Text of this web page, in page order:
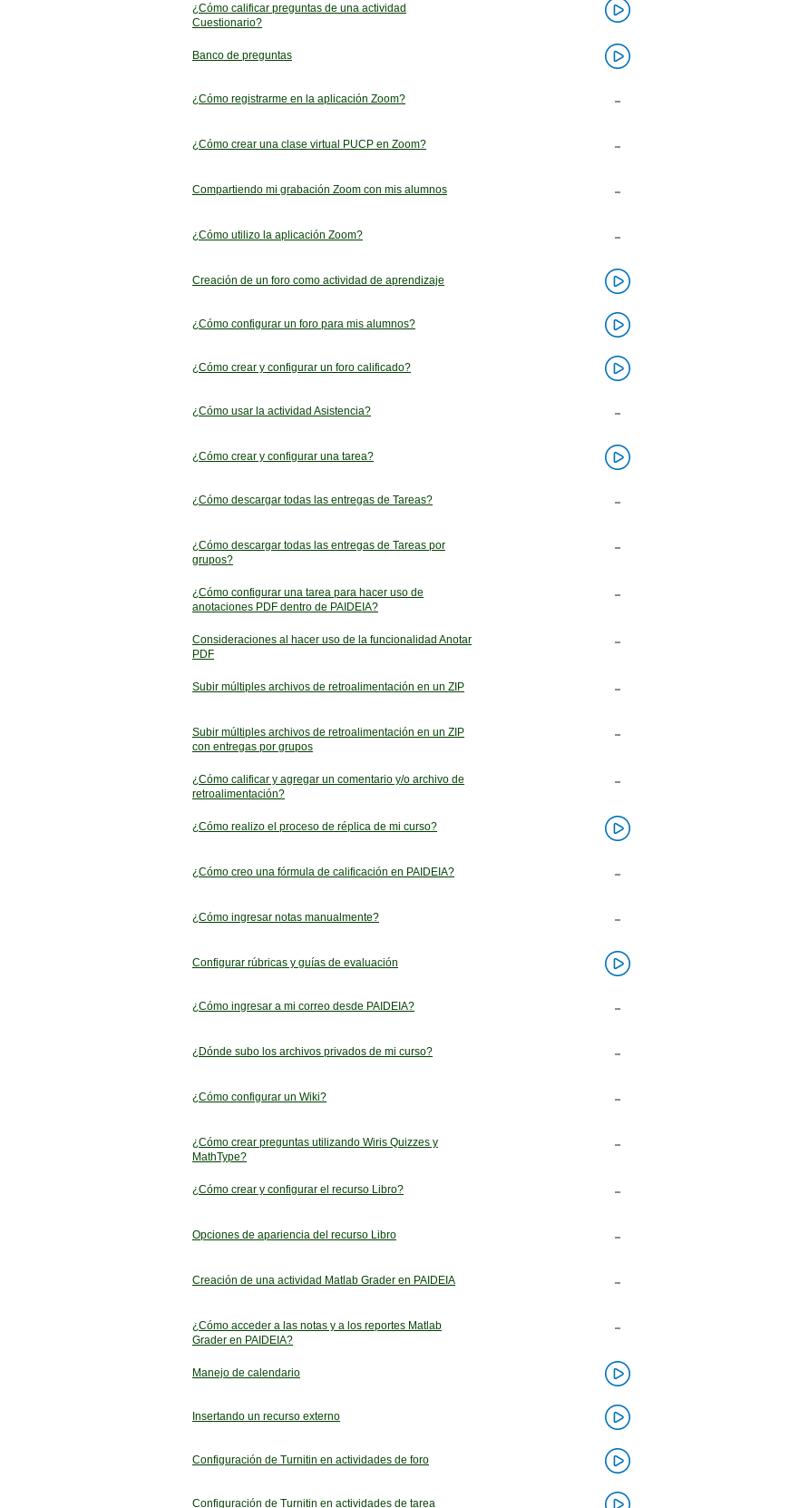
¿Cómo calificar preguntas de una actividad
Cuestionario?
Banco de preguntas
¿Cómo registrarme en la aplicación Zoom?
¿Cómo crear una clase virtual PUCP en Zoom?
Compartiendo mi grabación Zoom con mis alumnos
¿Cómo utilizo la aplicación Zoom?
Creación de un foro como actividad de aprendizaje
¿Cómo configurar un foro para mis alumnos?
¿Cómo crear y configurar un foro calificado?
¿Cómo usar la actividad Asistencia?
¿Cómo crear y configurar una tarea?
¿Cómo descargar todas las entregas de Tareas?
¿Cómo descargar todas las entregas de Tareas por
grupos?
¿Cómo configurar una tarea para hacer uso de
anotaciones PDF dentro de PAIDEIA?
Consideraciones al hacer uso de la funcionalidad Anotar
PDF
Subir múltiples archivos de retroalimentación en un ZIP
Subir múltiples archivos de retroalimentación en un ZIP
con entregas por grupos
¿Cómo calificar y agregar un comentario y/o archivo de
retroalimentación?
¿Cómo realizo el proceso de réplica de mi curso?
¿Cómo creo una fórmula de calificación en PAIDEIA?
¿Cómo ingresar notas manualmente?
Configurar rúbricas y guías de evaluación
¿Cómo ingresar a mi correo desde PAIDEIA?
¿Dónde subo los archivos privados de mi curso?
¿Cómo configurar un Wiki?
¿Cómo crear preguntas utilizando Wiris Quizzes y
MathType?
¿Cómo crear y configurar el recurso Libro?
Opciones de apariencia del recurso Libro
Creación de una actividad Matlab Grader en PAIDEIA
¿Cómo acceder a las notas y a los reportes Matlab
Grader en PAIDEIA?
Manejo de calendario
Insertando un recurso externo
Configuración de Turnitin en actividades de foro
Configuración de Turnitin en actividades de tarea